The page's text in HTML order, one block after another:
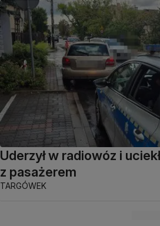
Uderzył w radiowóz i
z pasażerem
TARGÓWEK